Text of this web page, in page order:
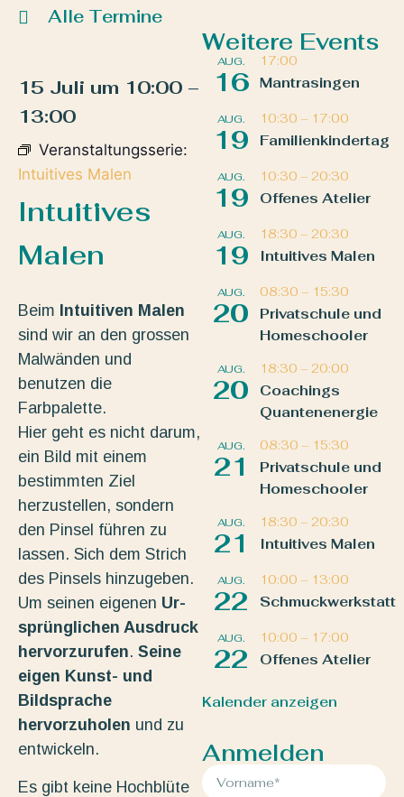
Alle Termine
15 Juli um 10:00 –
13:00
Veranstaltungsserie:
Intuitives Malen
Intuitives
Malen
Beim Intuitiven Malen
sind wir an den grossen
Malwänden und
benutzen die
Farbpalette.
Hier geht es nicht darum,
ein Bild mit einem
bestimmten Ziel
herzustellen, sondern
den Pinsel führen zu
lassen. Sich dem Strich
des Pinsels hinzugeben.
Um seinen eigenen Ur-
sprünglichen Ausdruck
hervorzurufen. Seine
eigen Kunst- und
Bildsprache
hervorzuholen und zu
entwickeln.
Es gibt keine Hochblüte
Weitere Events
AUG.
16
17:00
Mantrasingen
AUG.
19
10:30 – 17:00
Familienkindertag
AUG.
19
10:30 – 20:30
Offenes Atelier
AUG.
19
18:30 – 20:30
Intuitives Malen
AUG.
20
08:30 – 15:30
Privatschule und
Homeschooler
AUG.
20
18:30 – 20:00
Coachings
Quantenenergie
AUG.
21
08:30 – 15:30
Privatschule und
Homeschooler
AUG.
21
18:30 – 20:30
Intuitives Malen
AUG.
22
10:00 – 13:00
Schmuckwerkstatt
AUG.
22
10:00 – 17:00
Offenes Atelier
Kalender anzeigen
Anmelden